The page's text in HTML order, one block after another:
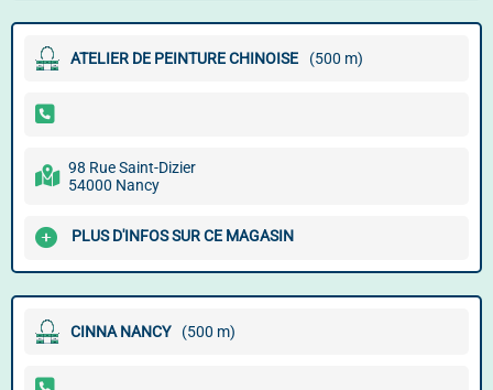
ATELIER DE PEINTURE CHINOISE (500 m)
98 Rue Saint-Dizier
54000 Nancy
PLUS D'INFOS SUR CE MAGASIN
CINNA NANCY (500 m)